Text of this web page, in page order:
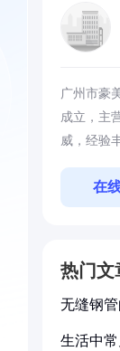
广州市豪
成立，主
威，经验
在
热门文
无缝钢
生活中